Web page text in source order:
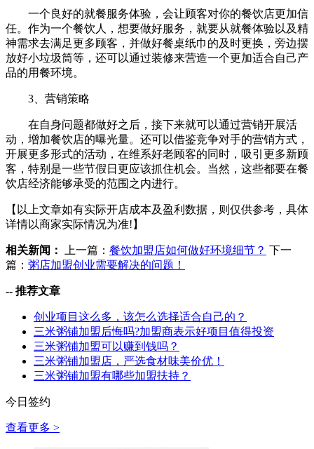
一个良好的就餐服务体验，会让顾客对你的餐饮店更加信
任。作为一个餐饮人，想要做好服务，就要从就餐体验以及精
神需求去满足更多顾客，并做好餐桌纸巾的及时更换，旁边摆
放好小垃圾筒等，还可以通过装修来营造一个更加适合自己产
品的用餐环境。
3、营销策略
在自身问题都做好之后，接下来就可以通过营销开展活
动，增加餐饮店的曝光量。还可以借鉴竞争对手的营销方式，
开展更多形式的活动，在维系好老顾客的同时，吸引更多新顾
客，特别是一些节假日更应该抓住机会。当然，这些都要在餐
饮店经济能够承受的范围之内进行。
【以上文章如有实际开店成本及盈利数据，则仅供参考，具体
详情以商家实际情况为准!】
相关新闻： 上一篇： 餐饮加盟店如何做好环境细节？ 下一
篇： 粥店加盟创业需要解决的问题！
-- 推荐文章
创业项目这么多，该怎么选择适合自己的？
三米粥铺加盟后悔吗?加盟商表示好项目值得投资
三米粥铺加盟可以赚到钱吗？
三米粥铺加盟店，严选食材味美价优！
三米粥铺加盟有哪些加盟扶持？
今日签约
查看更多 >